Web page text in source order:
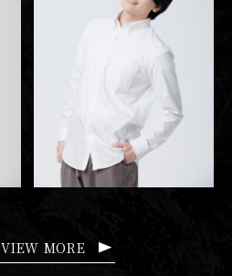
VIEW MORE